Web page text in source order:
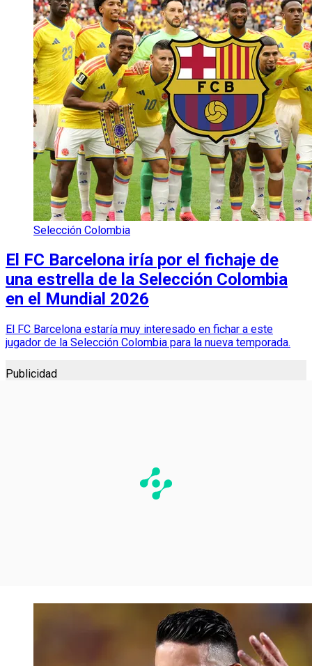
Selección Colombia
El FC Barcelona iría por el fichaje de
una estrella de la Selección Colombia
en el Mundial 2026
El FC Barcelona estaría muy interesado en fichar a este
jugador de la Selección Colombia para la nueva temporada.
Publicidad